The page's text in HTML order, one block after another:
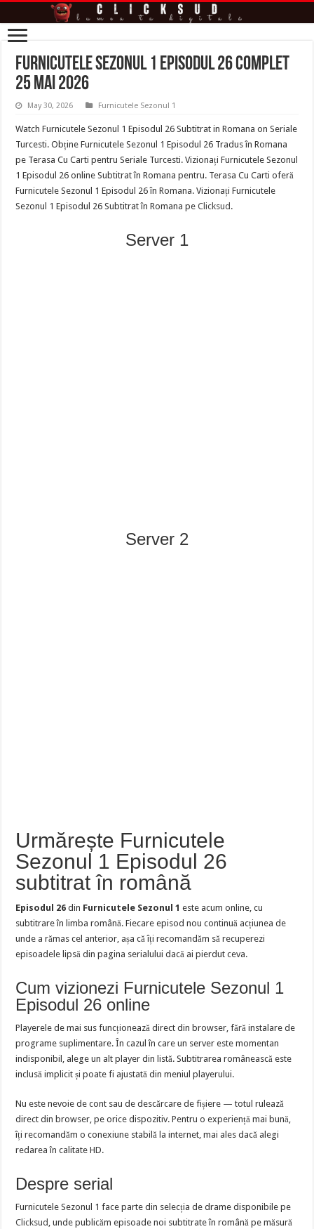
Furnicutele Sezonul 1 Episodul 26 Complet
25 Mai 2026
May 30, 2026 Furnicutele Sezonul 1
Watch Furnicutele Sezonul 1 Episodul 26 Subtitrat in Romana on Seriale
Turcesti. Obține Furnicutele Sezonul 1 Episodul 26 Tradus în Romana
pe Terasa Cu Carti pentru Seriale Turcesti. Vizionați Furnicutele Sezonul
1 Episodul 26 online Subtitrat în Romana pentru. Terasa Cu Carti oferă
Furnicutele Sezonul 1 Episodul 26 în Romana. Vizionați Furnicutele
Sezonul 1 Episodul 26 Subtitrat în Romana peClicksud .
Server 1
Server 2
Urmărește Furnicutele
Sezonul 1 Episodul 26
subtitrat în română
Episodul 26 din Furnicutele Sezonul 1 este acum online, cu
subtitrare în limba română. Fiecare episod nou continuă acțiunea de
unde a rămas cel anterior, așa că îți recomandăm să recuperezi
episoadele lipsă din pagina serialului dacă ai pierdut ceva.
Cum vizionezi Furnicutele Sezonul 1
Episodul 26 online
Playerele de mai sus funcționează direct din browser, fără instalare de
programe suplimentare. În cazul în care un server este momentan
indisponibil, alege un alt player din listă. Subtitrarea românească este
inclusă implicit și poate fi ajustată din meniul playerului.
Nu este nevoie de cont sau de descărcare de fișiere — totul rulează
direct din browser, pe orice dispozitiv. Pentru o experiență mai bună,
îți recomandăm o conexiune stabilă la internet, mai ales dacă alegi
redarea în calitate HD.
Despre serial
Furnicutele Sezonul 1 face parte din selecția de drame disponibile pe
Clicksud , unde publicăm episoade noi subtitrate în română pe măsură